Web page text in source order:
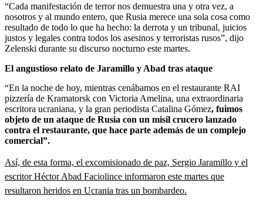
“Cada manifestación de terror nos demuestra una y otra vez, a
nosotros y al mundo entero, que Rusia merece una sola cosa como
resultado de todo lo que ha hecho: la derrota y un tribunal, juicios
justos y legales contra todos los asesinos y terroristas rusos”, dijo
Zelenski durante su discurso nocturno este martes.
El angustioso relato de Jaramillo y Abad tras ataque
“En la noche de hoy, mientras cenábamos en el restaurante RAI
pizzería de Kramatorsk con Victoria Amelina, una extraordinaria
escritora ucraniana, y la gran periodista Catalina Gómez, fuimos
objeto de un ataque de Rusia con un misil crucero lanzado
contra el restaurante, que hace parte además de un complejo
comercial”.
Así, de esta forma, el excomisionado de paz, Sergio Jaramillo y el
escritor Héctor Abad Faciolince informaron este martes que
resultaron heridos en Ucrania tras un bombardeo.